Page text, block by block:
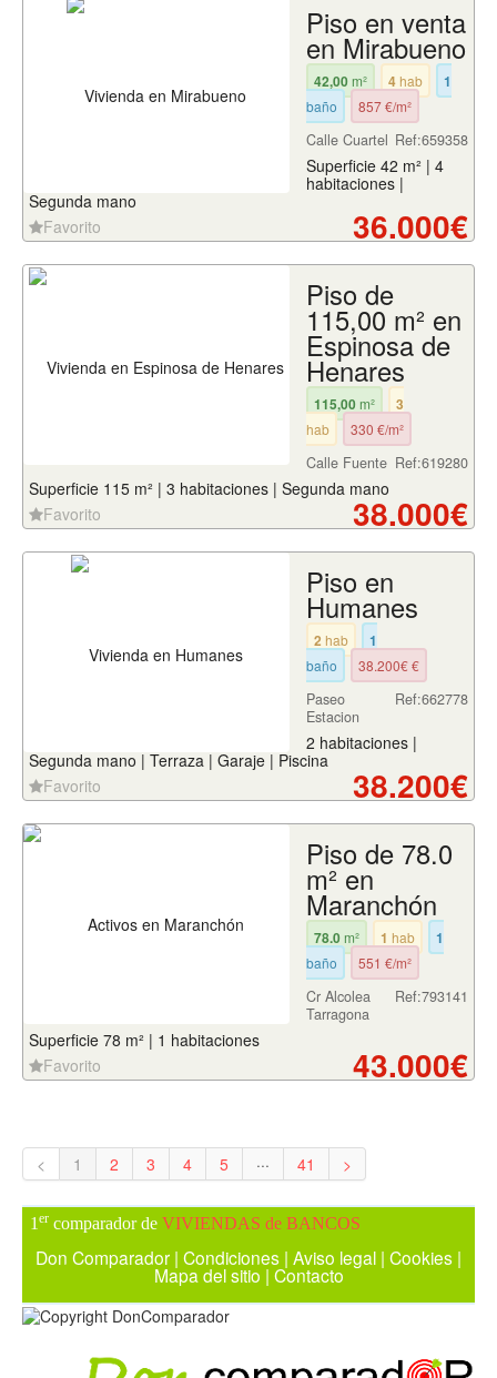
Piso en venta
en Mirabueno
42,00m² 4hab 1
baño 857 €/m²
Ref:659358
Calle Cuartel
Superficie 42 m² | 4
habitaciones |
Segunda mano
Favorito
36.000€
Piso de
115,00 m² en
Espinosa de
Henares
115,00m² 3
hab 330 €/m²
Ref:619280
Calle Fuente
Superficie 115 m² | 3 habitaciones | Segunda mano
Favorito
38.000€
Piso en
Humanes
2 hab 1
baño 38.200€ €
Ref:662778
Paseo
Estacion
2 habitaciones |
Segunda mano | Terraza | Garaje | Piscina
Favorito
38.200€
Piso de 78.0
m² en
Maranchón
78.0m² 1 hab 1
baño 551 €/m²
Ref:793141
Cr Alcolea
Tarragona
Superficie 78 m² | 1 habitaciones
Favorito
43.000€
< 1 2 3 4 5 ··· 41 >
1 er comparador de VIVIENDAS de BANCOS
Don Comparador | Condiciones | Aviso legal | Cookies |
Mapa del sitio | Contacto